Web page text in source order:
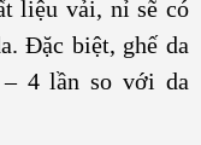
liệu vải, nỉ sẽ có
Đặc biệt, ghế da
– 4 lần so với da